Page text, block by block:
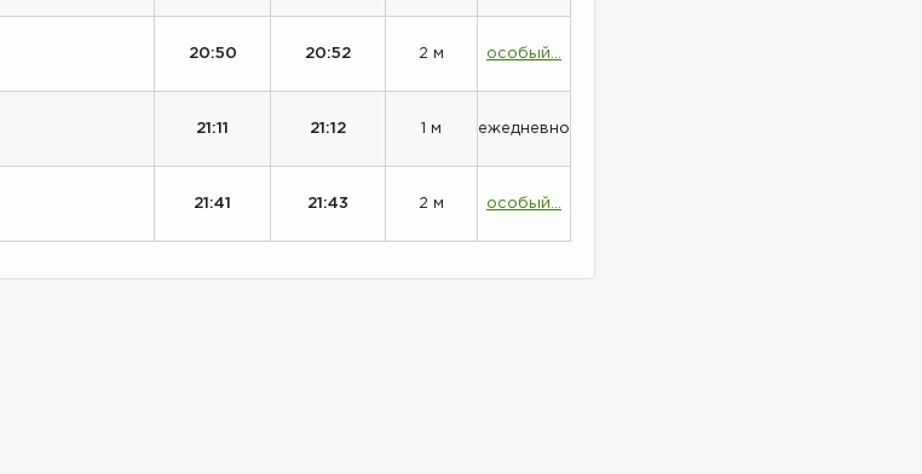
20:50 20:52 2 м особый...
21:11 21:12 1 м ежедневно
21:41 21:43 2 м особый...